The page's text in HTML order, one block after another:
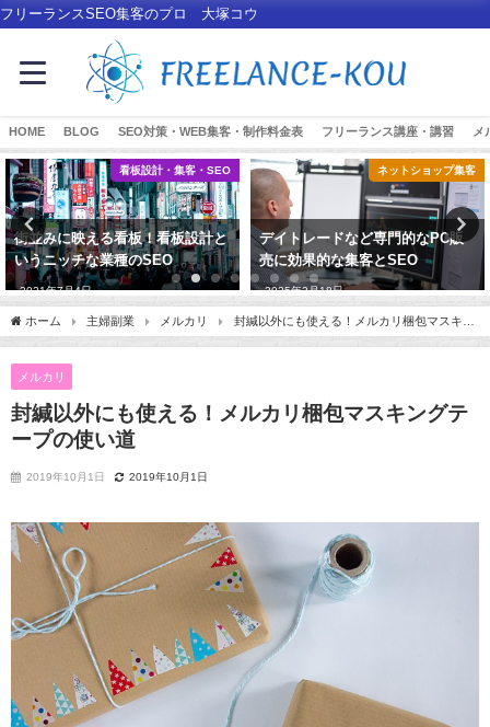
フリーランスSEO集客のプロ 大塚コウ
HOME BLOG SEO対策・WEB集客・制作料金表 フリーランス講座・講習 メ
看板設計・集客・SEO
街並みに映える看板！看板設計と
いうニッチな業種のSEO
2021年7月4日
ネットショップ集客
デイトレードなど専門的なPC販
売に効果的な集客とSEO
2025年2月18日
ホーム 主婦副業 メルカリ
封緘以外にも使える！メルカリ梱包マスキン
グテープの使い道
メルカリ
封緘以外にも使える！メルカリ梱包マスキングテ
ープの使い道
2019年10月1日 2019年10月1日